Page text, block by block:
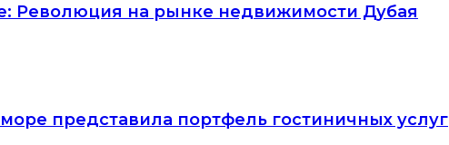
Революция на рынке недвижимости Дубая
представила портфель гостиничных услуг